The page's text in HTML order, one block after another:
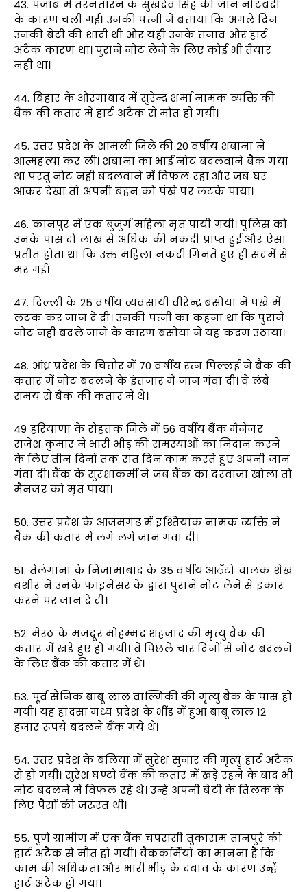
43. पंजाब में तरनतारन के सुखदेव सिंह की जान नोटबंदी
के कारण चली गई। उनकी पत्नी ने बताया कि अगले दिन
उनकी बेटी की शादी थी और यही उनके तनाव और हार्ट
अटैक कारण था। पुराने नोट लेने के लिए कोई भी तैयार
नही था।
44. बिहार के औरंगाबाद में सुरेन्द्र शर्मा नामक व्यक्ति की
बैंक की कतार में हार्ट अटैक से मौत हो गयी।
45. उत्तर प्रदेश के शामली जिले की 20 वर्षीय शबाना ने
आत्महत्या कर ली। शबाना का भाई नोट बदलवाने बैंक गया
था परंतु नोट नही बदलवाने में विफल रहा और जब घर
आकर देखा तो अपनी बहन को पंखे पर लटके पाया।
46. कानपुर में एक बुजुर्ग महिला मृत पायी गयी। पुलिस को
उनके पास दो लाख से अधिक की नकदी प्राप्त हुई और ऐसा
प्रतीत होता था कि उक्त महिला नकदी गिनते हुए ही सदमें से
मर गई।
47. दिल्ली के 25 वर्षीय व्यवसायी वीरेन्द्र बसोया ने पंखे में
लटक कर जान दे दी। उनकी पत्नी का कहना था कि पुराने
नोट नही बदले जाने के कारण बसोया ने यह कदम उठाया।
48. आंध्र प्रदेश के चित्तौर में 70 वर्षीय रत्न पिल्लई ने बैंक की
कतार में नोट बदलने के इंतजार में जान गंवा दी। वे लंबे
समय से बैंक की कतार में थे।
49 हरियाणा के रोहतक जिले में 56 वर्षीय बैंक मैनेजर
राजेश कुमार ने भारी भीड़ की समस्याओं का निदान करने
के लिए तीन दिनों तक रात दिन काम करते हुए अपनी जान
गंवा दी। बैंक के सुरक्षाकर्मी ने जब बैंक का दरवाजा खोला तो
मैनजर को मृत पाया।
50. उत्तर प्रदेश के आजमगढ़ में इश्तियाक नामक व्यक्ति ने
बैंक की कतार में लगे लगे जान गंवा दी।
51. तेलंगाना के निजामाबाद के 35 वर्षीय आॅटो चालक शेख
बशीर ने उनके फाइनेंसर के द्वारा पुराने नोट लेने से इंकार
करने पर जान दे दी।
52. मेरठ के मजदूर मोहम्मद शहजाद की मृत्यु बैंक की
कतार में खड़े हुए हो गयी। वे पिछले चार दिनों से नोट बदलने
के लिए बैंक की कतार में थे।
53. पूर्व सैनिक बाबू लाल वाल्मिकी की मृत्यु बैंक के पास हो
गयी। यह हादसा मध्य प्रदेश के भींड में हुआ बाबू लाल 12
हजार रूपये बदलने बैंक गये थे।
54. उत्तर प्रदेश के बलिया में सुरेश सुनार की मृत्यु हार्ट अटैक
से हो गयी। सुरेश घण्टों बैंक की कतार में खड़े रहने के बाद भी
नोट बदलने में विफल रहे थे। उन्हें अपनी बेटी के तिलक के
लिए पैसों की जरूरत थी।
55. पुणे ग्रामीण में एक बैंक चपरासी तुकाराम तानपुरे की
हार्ट अटैक से मौत हो गयी। बैंककर्मियों का मानना है कि
काम की अधिकता और भारी भीड़ के दबाव के कारण उन्हें
हार्ट अटैक हो गया।